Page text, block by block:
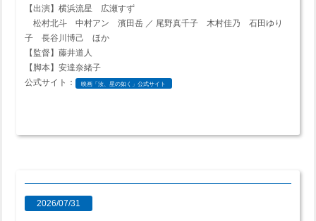
【出演】横浜流星 広瀬すず
松村北斗 中村アン 濱田岳 ／ 尾野真千子 木村佳乃 石田ゆり
子 長谷川博己 ほか
【監督】藤井道人
【脚本】安達奈緒子
公式サイト：
映画「汝、星の如く」公式サイト
2026/07/31